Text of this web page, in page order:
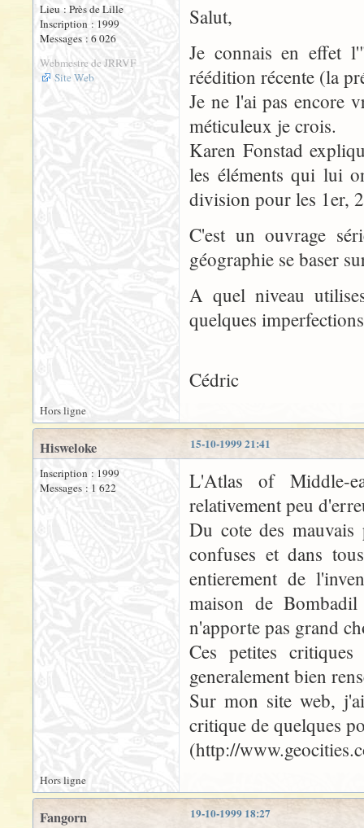
Lieu : Près de Lille
Inscription : 1999
Messages : 6 026
Webmestre de JRRVF
Site Web
Salut,
Je connais en effet
réédition récente (la
Je ne l'ai pas encore
méticuleux je crois.
Karen Fonstad
les éléments qui lui
division pour les 1er,
C'est un ouvrage
géographie se baser
A quel niveau
quelques
Cédric
Hors ligne
15-10-1999 21:41
Hisweloke
Inscription : 1999
Messages : 1 622
L'Atlas of Middle-
relativement peu
Du cote des
confuses et dans
entierement de
maison de
n'apporte pas grand
Ces petites
generalement bien
Sur mon site web,
critique de quelques
(http://
Hors ligne
19-10-1999 18:27
Fangorn